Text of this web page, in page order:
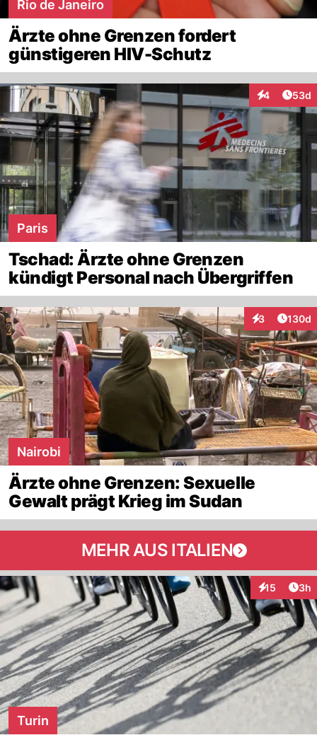
Rio de Janeiro
Ärzte ohne Grenzen fordert
günstigeren HIV-Schutz
4
Interaktionen
53d
Paris
Tschad: Ärzte ohne Grenzen
kündigt Personal nach Übergriffen
3
Interaktionen
130d
Nairobi
Ärzte ohne Grenzen: Sexuelle
Gewalt prägt Krieg im Sudan
MEHR AUS ITALIEN
15
Interaktionen
3h
Turin